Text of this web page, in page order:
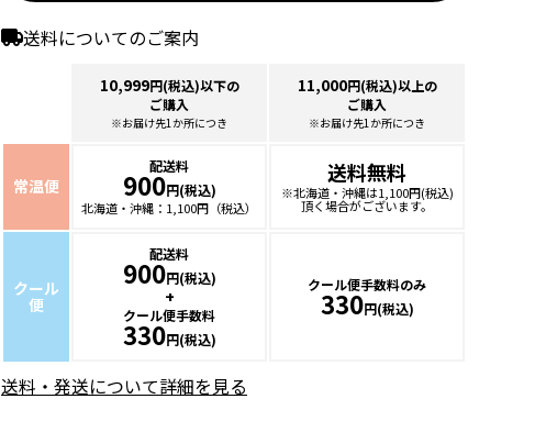
送料についてのご案内
10,999円(税込)以下の
ご購入
※お届け先1か所につき
11,000円(税込)以上の
ご購入
※お届け先1か所につき
常温便
配送料
900円(税込)
北海道・沖縄： 1,100円（税込）
送料無料
※北海道・沖縄は1,100円(税込)
頂く場合がございます。
クール
便
配送料
900円(税込)
+
クール便手数料
330円(税込)
クール便手数料のみ
330円(税込)
送料・発送について詳細を見る